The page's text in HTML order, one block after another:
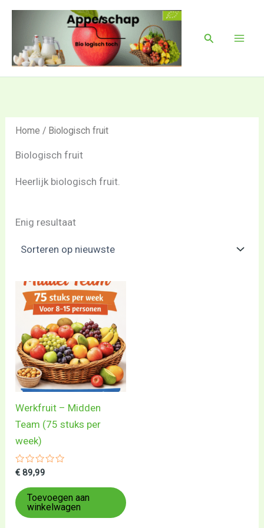
inhoud
Zoeken
Home / Biologisch fruit
Biologisch fruit
Heerlijk biologisch fruit.
Enig resultaat
Werkfruit – Midden
Team (75 stuks per
week)
Gewaardeerd
uit
5
€ 89,99
Toevoegen aan
winkelwagen